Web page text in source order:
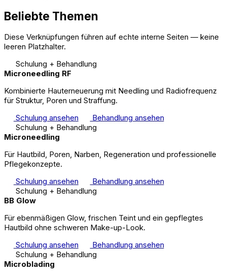
Beliebte Themen
Diese Verknüpfungen führen auf echte interne Seiten — keine
leeren Platzhalter.
Schulung + Behandlung
Microneedling RF
Kombinierte Hauterneuerung mit Needling und Radiofrequenz
für Struktur, Poren und Straffung.
Schulung ansehen
Behandlung ansehen
Schulung + Behandlung
Microneedling
Für Hautbild, Poren, Narben, Regeneration und professionelle
Pflegekonzepte.
Schulung ansehen
Behandlung ansehen
Schulung + Behandlung
BB Glow
Für ebenmäßigen Glow, frischen Teint und ein gepflegtes
Hautbild ohne schweren Make-up-Look.
Schulung ansehen
Behandlung ansehen
Schulung + Behandlung
Microblading